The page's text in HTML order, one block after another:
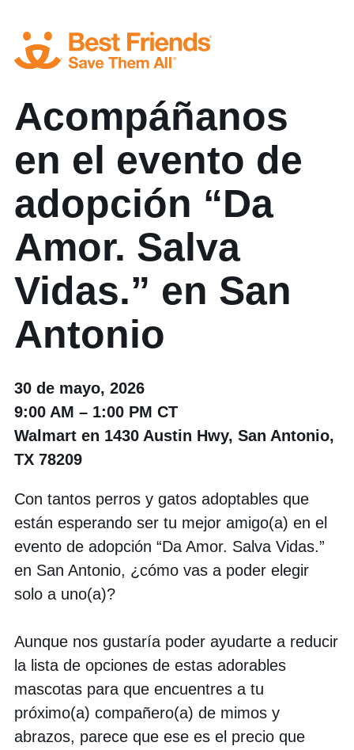
Acompáñanos
en el evento de
adopción “Da
Amor. Salva
Vidas.” en San
Antonio
30 de mayo, 2026
9:00 AM – 1:00 PM CT
Walmart en 1430 Austin Hwy, San Antonio,
TX 78209
Con tantos perros y gatos adoptables que
están esperando ser tu mejor amigo(a) en el
evento de adopción “Da Amor. Salva Vidas.”
en San Antonio, ¿cómo vas a poder elegir
solo a uno(a)?
Aunque nos gustaría poder ayudarte a reducir
la lista de opciones de estas adorables
mascotas para que encuentres a tu
próximo(a) compañero(a) de mimos y
abrazos, parece que ese es el precio que